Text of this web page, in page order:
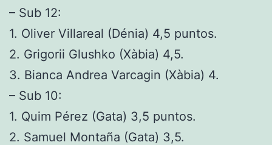
– Sub 12:
1. Oliver Villareal (Dénia) 4,5 puntos.
2. Grigorii Glushko (Xàbia) 4,5.
3. Bianca Andrea Varcagin (Xàbia) 4.
– Sub 10:
1. Quim Pérez (Gata) 3,5 puntos.
2. Samuel Montaña (Gata) 3,5.